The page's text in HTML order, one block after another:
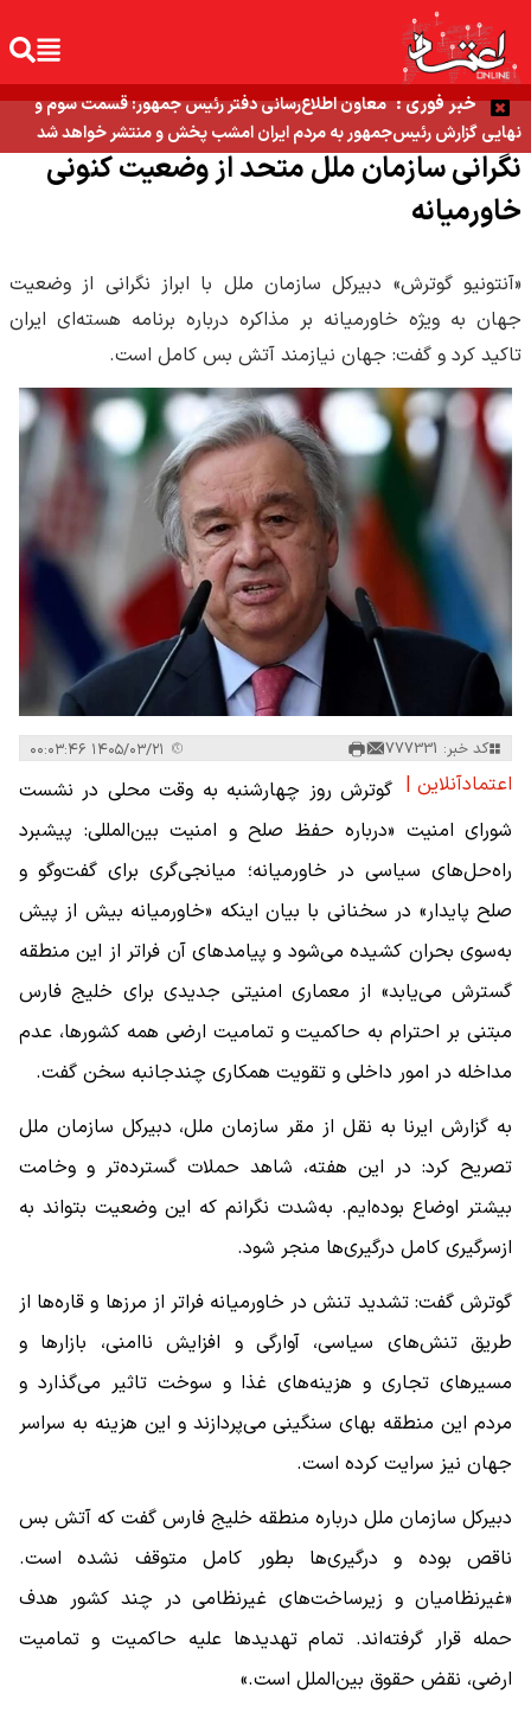
خبر فوری : معاون اطلاع‌رسانی دفتر رئیس جمهور: قسمت سوم و
نهایی گزارش رئیس‌جمهور به مردم ایران امشب پخش و منتشر خواهد شد
نگرانی سازمان ملل متحد از وضعیت کنونی
خاورمیانه
«آنتونیو گوترش» دبیرکل سازمان ملل با ابراز نگرانی از وضعیت
جهان به ویژه خاورمیانه بر مذاکره درباره برنامه هسته‌ای ایران
تاکید کرد و گفت: جهان نیازمند آتش بس کامل است.
کد خبر: 777331
اعتمادآنلاین | گوترش روز چهارشنبه به وقت محلی در نشست
شورای امنیت «درباره حفظ صلح و امنیت بین‌المللی: پیشبرد
راه‌حل‌های سیاسی در خاورمیانه؛ میانجی‌گری برای گفت‌و‌گو و
صلح پایدار» در سخنانی با بیان اینکه «خاورمیانه بیش از پیش
به‌سوی بحران کشیده می‌شود و پیامد‌های آن فراتر از این منطقه
گسترش می‌یابد» از معماری امنیتی جدیدی برای خلیج فارس
مبتنی بر احترام به حاکمیت و تمامیت ارضی همه کشورها، عدم
مداخله در امور داخلی و تقویت همکاری چندجانبه سخن گفت.
به گزارش ایرنا به نقل از مقر سازمان ملل، دبیرکل سازمان ملل
تصریح کرد: در این هفته، شاهد حملات گسترده‌تر و وخامت
بیشتر اوضاع بوده‌ایم. به‌شدت نگرانم که این وضعیت بتواند به
ازسرگیری کامل درگیری‌ها منجر شود.
گوترش گفت: تشدید تنش در خاورمیانه فراتر از مرز‌ها و قاره‌ها از
طریق تنش‌های سیاسی، آوارگی و افزایش ناامنی، بازار‌ها و
مسیر‌های تجاری و هزینه‌های غذا و سوخت تاثیر می‌گذارد و
مردم این منطقه بهای سنگینی می‌پردازند و این هزینه به سراسر
جهان نیز سرایت کرده است.
دبیرکل سازمان ملل درباره منطقه خلیج فارس گفت که آتش بس
ناقص بوده و درگیری‌ها بطور کامل متوقف نشده است.
«غیرنظامیان و زیرساخت‌های غیرنظامی در چند کشور هدف
حمله قرار گرفته‌اند. تمام تهدید‌ها علیه حاکمیت و تمامیت
ارضی، نقض حقوق بین‌الملل است.»